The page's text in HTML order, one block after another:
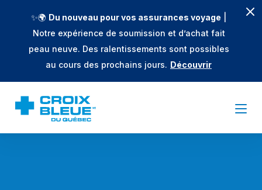
✨🌍 Du nouveau pour vos assurances voyage
Notre expérience de soumission et d’achat fait
peau neuve. Des ralentissements sont possibles
au cours des prochains jours. Découvrir